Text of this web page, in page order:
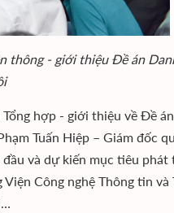
thông - giới thiệu Đề án
hợp - giới thiệu về Đề
Tuấn Hiệp – Giám đốc
và dự kiến mục tiêu phát
Công nghệ Thông tin và